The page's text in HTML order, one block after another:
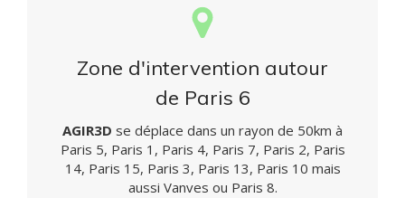
Zone d'intervention autour
de Paris 6
AGIR3D se déplace dans un rayon de 50km à
Paris 5, Paris 1, Paris 4, Paris 7, Paris 2, Paris
14, Paris 15, Paris 3, Paris 13, Paris 10 mais
aussi Vanves ou Paris 8.